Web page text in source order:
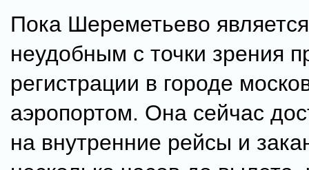
Пока Шереметьево
неудобным с точки зрения
регистрации в городе
аэропортом. Она сейчас
на внутренние рейсы и